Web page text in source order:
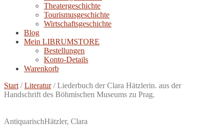
Theatergeschichte
Tourismusgeschichte
Wirtschaftsgeschichte
Blog
Mein LIBRUMSTORE
Bestellungen
Konto-Details
Warenkorb
Start /Literatur/Liederbuch der Clara Hätzlerin. aus der
Handschrift des Böhmischen Museums zu Prag.
AntiquarischHätzler, Clara